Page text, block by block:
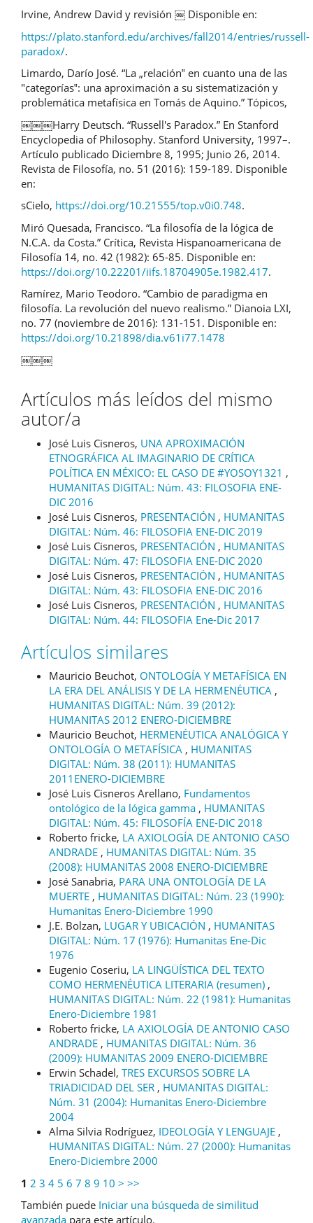
Irvine, Andrew David y revisión ￼ Disponible en:
https://plato.stanford.edu/archives/fall2014/entries/russell-
paradox/.
Limardo, Darío José. “La „relación‟ en cuanto una de las
"categorías‟: una aproximación a su sistematización y
problemática metafísica en Tomás de Aquino.” Tópicos,
￼￼￼Harry Deutsch. “Russell's Paradox.” En Stanford
Encyclopedia of Philosophy. Stanford University, 1997–.
Artículo publicado Diciembre 8, 1995; Junio 26, 2014.
Revista de Filosofía, no. 51 (2016): 159-189. Disponible
en:
sCielo, https://doi.org/10.21555/top.v0i0.748.
Miró Quesada, Francisco. “La filosofía de la lógica de
N.C.A. da Costa.” Crítica, Revista Hispanoamericana de
Filosofía 14, no. 42 (1982): 65-85. Disponible en:
https://doi.org/10.22201/iifs.18704905e.1982.417.
Ramírez, Mario Teodoro. “Cambio de paradigma en
filosofía. La revolución del nuevo realismo.” Dianoia LXI,
no. 77 (noviembre de 2016): 131-151. Disponible en:
https://doi.org/10.21898/dia.v61i77.1478
￼￼￼
Artículos más leídos del mismo
autor/a
José Luis Cisneros, UNA APROXIMACIÓN
ETNOGRÁFICA AL IMAGINARIO DE CRÍTICA
POLÍTICA EN MÉXICO: EL CASO DE #YOSOY1321 ,
HUMANITAS DIGITAL: Núm. 43: FILOSOFIA ENE-
DIC 2016
José Luis Cisneros, PRESENTACIÓN , HUMANITAS
DIGITAL: Núm. 46: FILOSOFIA ENE-DIC 2019
José Luis Cisneros, PRESENTACIÓN , HUMANITAS
DIGITAL: Núm. 47: FILOSOFIA ENE-DIC 2020
José Luis Cisneros, PRESENTACIÓN , HUMANITAS
DIGITAL: Núm. 43: FILOSOFIA ENE-DIC 2016
José Luis Cisneros, PRESENTACIÓN , HUMANITAS
DIGITAL: Núm. 44: FILOSOFIA Ene-Dic 2017
Artículos similares
Mauricio Beuchot, ONTOLOGÍA Y METAFÍSICA EN
LA ERA DEL ANÁLISIS Y DE LA HERMENÉUTICA ,
HUMANITAS DIGITAL: Núm. 39 (2012):
HUMANITAS 2012 ENERO-DICIEMBRE
Mauricio Beuchot, HERMENÉUTICA ANALÓGICA Y
ONTOLOGÍA O METAFÍSICA , HUMANITAS
DIGITAL: Núm. 38 (2011): HUMANITAS
2011ENERO-DICIEMBRE
José Luis Cisneros Arellano, Fundamentos
ontológico de la lógica gamma , HUMANITAS
DIGITAL: Núm. 45: FILOSOFÍA ENE-DIC 2018
Roberto fricke, LA AXIOLOGÍA DE ANTONIO CASO
ANDRADE , HUMANITAS DIGITAL: Núm. 35
(2008): HUMANITAS 2008 ENERO-DICIEMBRE
José Sanabria, PARA UNA ONTOLOGÍA DE LA
MUERTE , HUMANITAS DIGITAL: Núm. 23 (1990):
Humanitas Enero-Diciembre 1990
J.E. Bolzan, LUGAR Y UBICACIÓN , HUMANITAS
DIGITAL: Núm. 17 (1976): Humanitas Ene-Dic
1976
Eugenio Coseriu, LA LINGÜÍSTICA DEL TEXTO
COMO HERMENÉUTICA LITERARIA (resumen) ,
HUMANITAS DIGITAL: Núm. 22 (1981): Humanitas
Enero-Diciembre 1981
Roberto fricke, LA AXIOLOGÍA DE ANTONIO CASO
ANDRADE , HUMANITAS DIGITAL: Núm. 36
(2009): HUMANITAS 2009 ENERO-DICIEMBRE
Erwin Schadel, TRES EXCURSOS SOBRE LA
TRIADICIDAD DEL SER , HUMANITAS DIGITAL:
Núm. 31 (2004): Humanitas Enero-Diciembre
2004
Alma Silvia Rodríguez, IDEOLOGÍA Y LENGUAJE ,
HUMANITAS DIGITAL: Núm. 27 (2000): Humanitas
Enero-Diciembre 2000
1 2 3 4 5 6 7 8 9 10 > >>
También puede Iniciar una búsqueda de similitud
avanzada para este artículo.